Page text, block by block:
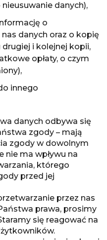
danych),
o
danych oraz o kopię
i kolejnej kopii,
opłaty, o czym
innego
danych odbywa się
zgody – mają
zgody w dowolnym
nie ma wpływu na
którego
przed jej
przez nas
prawa, prosimy
się reagować na